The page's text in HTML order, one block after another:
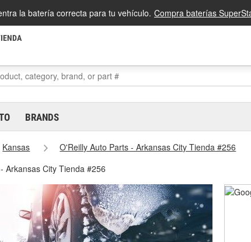
la batería correcta para tu vehículo. Compra baterías
BRANDS
Kansas
O'Reilly Auto Parts - Arkansas City Tienda #256
Arkansas City Tienda #256